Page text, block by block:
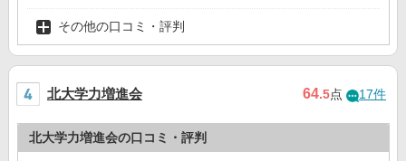
その他の口コミ・評判
北大学力増進会 64.5点 17件
北大学力増進会の口コミ・評判